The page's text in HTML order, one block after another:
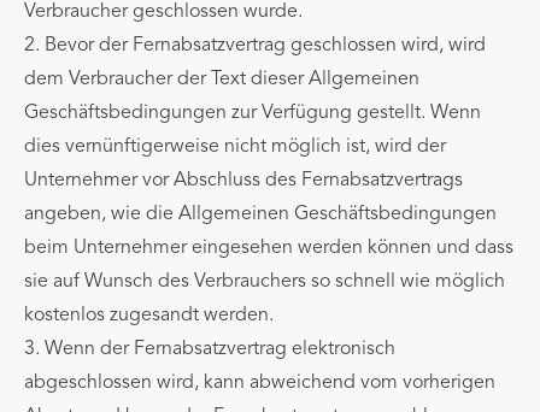
Verbraucher geschlossen wurde.
2. Bevor der Fernabsatzvertrag geschlossen wird, wird
dem Verbraucher der Text dieser Allgemeinen
Geschäftsbedingungen zur Verfügung gestellt. Wenn
dies vernünftigerweise nicht möglich ist, wird der
Unternehmer vor Abschluss des Fernabsatzvertrags
angeben, wie die Allgemeinen Geschäftsbedingungen
beim Unternehmer eingesehen werden können und dass
sie auf Wunsch des Verbrauchers so schnell wie möglich
kostenlos zugesandt werden.
3. Wenn der Fernabsatzvertrag elektronisch
abgeschlossen wird, kann abweichend vom vorherigen